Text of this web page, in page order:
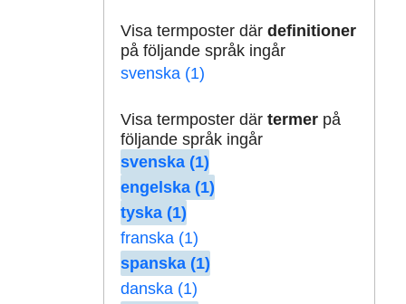
Visa termposter där definitioner
på följande språk ingår
svenska (1)
Visa termposter där termerpå
följande språk ingår
svenska (1)
engelska (1)
tyska (1)
franska (1)
spanska (1)
danska (1)